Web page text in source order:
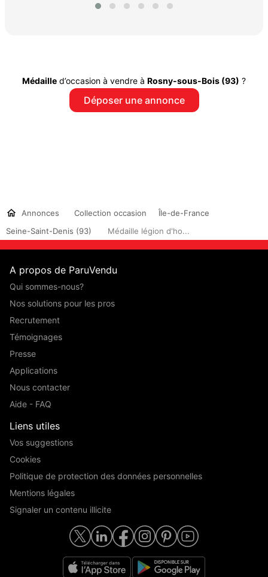
Médaille d’occasion à vendre à Rosny-sous-Bois (93) ?
Déposer une annonce
Annonces Collection occasion
Île-de-France
Seine-Saint-Denis (93)
Médaille légion d'ho...
A propos de ParuVendu
Qui sommes-nous?
Nos solutions pour les pros
Recrutement
Témoignages
Presse
Applications
Nous contacter
Aide - FAQ
Liens utiles
Vos suggestions
Cookies
Politique de protection des données personnelles
Mentions légales
Signaler un contenu illicite